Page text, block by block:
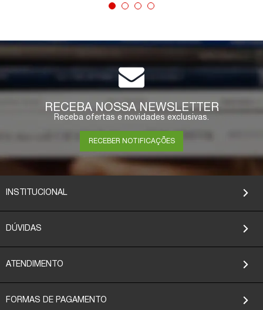
COMPRAR
RECEBA NOSSA NEWSLETTER
Receba ofertas e novidades exclusivas.
RECEBER NOTIFICAÇÕES
INSTITUCIONAL
DÚVIDAS
ATENDIMENTO
FORMAS DE PAGAMENTO